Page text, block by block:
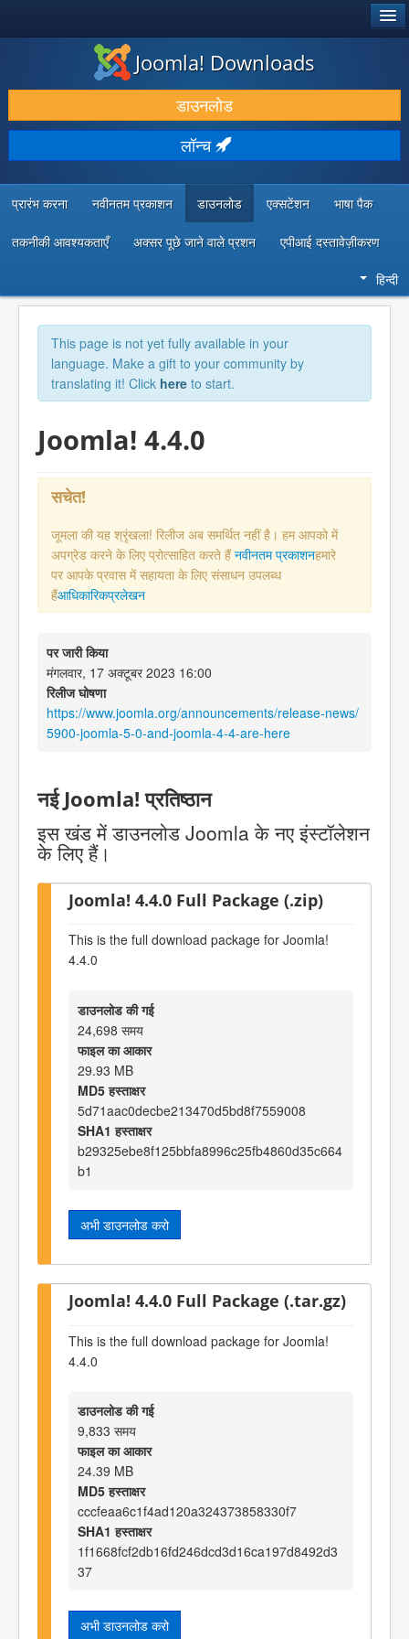
डाउनलोड करें और बढ़ाएं
खोजें और जानें
सामुदायिक समर्थन
डेवलपर संसाधन
Joomla! Downloads
डाउनलोड
लॉन्च
प्रारंभ करना नवीनतम प्रकाशन डाउनलोड एक्सटेंशन भाषा पैक
तकनीकी आवश्यकताएँ अक्सर पूछे जाने वाले प्रशन एपीआई दस्तावेज़ीकरण
हिन्दी
This page is not yet fully available in your
language. Make a gift to your community by
translating it! Click here to start.
Joomla! 4.4.0
सचेत!
जूमला की यह श्रृंखला! रिलीज अब समर्थित नहीं है। हम आपको में
अपग्रेड करने के लिए प्रोत्साहित करते हैंनवीनतम प्रकाशनहमारे
पर आपके प्रवास में सहायता के लिए संसाधन उपलब्ध
हैंआधिकारिकप्रलेखन
पर जारी किया
मंगलवार, 17 अक्टूबर 2023 16:00
रिलीज घोषणा
https://www.joomla.org/announcements/release-news/
5900-joomla-5-0-and-joomla-4-4-are-here
नई Joomla! प्रतिष्ठान
इस खंड में डाउनलोड Joomla के नए इंस्टॉलेशन
के लिए हैं।
Joomla! 4.4.0 Full Package (.zip)
This is the full download package for Joomla!
4.4.0
डाउनलोड की गई
24,698 समय
फाइल का आकार
29.93 MB
MD5 हस्ताक्षर
5d71aac0decbe213470d5bd8f7559008
SHA1 हस्ताक्षर
b29325ebe8f125bbfa8996c25fb4860d35c664
b1
अभी डाउनलोड करो
Joomla! 4.4.0 Full Package (.tar.gz)
This is the full download package for Joomla!
4.4.0
डाउनलोड की गई
9,833 समय
फाइल का आकार
24.39 MB
MD5 हस्ताक्षर
cccfeaa6c1f4ad120a324373858330f7
SHA1 हस्ताक्षर
1f1668fcf2db16fd246dcd3d16ca197d8492d3
37
अभी डाउनलोड करो